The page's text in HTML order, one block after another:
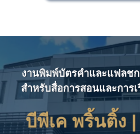
งานพิมพ์บัตรคำและแฟลช
สำหรับสื่อการสอนและการ
บีพีเค พริ้นติ้ง |